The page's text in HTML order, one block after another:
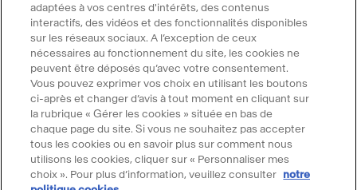
Service client
FAQ Billetterie
CGV
Règlement de visite
Suivre le Grand Palais
Accéder
contenu
Accéder
au
contenu
Accéder
au
contenu
Accéder
au
contenu
Accéder
au
contenu
@2025 - Tous droits réservés Mentions légales
Merci d'accepter les cookies pour
adaptées à vos centres d'intérêts, des contenus
interactifs, des vidéos et des fonctionnalités disponibles
sur les réseaux sociaux. A l’exception de ceux
nécessaires au fonctionnement du site, les cookies ne
peuvent être déposés qu’avec votre consentement.
Vous pouvez exprimer vos choix en utilisant les boutons
ci-après et changer d’avis à tout moment en cliquant sur
la rubrique « Gérer les cookies » située en bas de
chaque page du site. Si vous ne souhaitez pas accepter
tous les cookies ou en savoir plus sur comment nous
utilisons les cookies, cliquer sur « Personnaliser mes
choix ». Pour plus d’information, veuillez consulter
notre